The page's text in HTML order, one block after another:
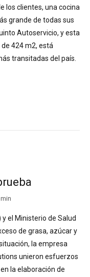
los clientes, una cocina
grande de todas sus
Autoservicio, y esta
424 m2, está
transitadas del país.
min
y el Ministerio de Salud
de grasa, azúcar y
la empresa
unieron esfuerzos
la elaboración de